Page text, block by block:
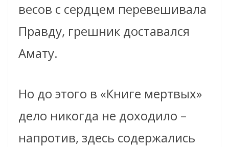
весов с сердцем перевешивала
Правду, грешник доставался
Амату.
Но до этого в «Книге мертвых»
дело никогда не доходило –
напротив, здесь содержались